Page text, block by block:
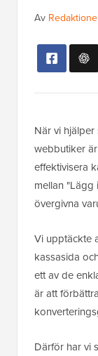
Av
När vi
webbutiker
effektivisera
mellan
övergivna
Vi upptäckte
kassasida
ett av de
är att
Därför har vi